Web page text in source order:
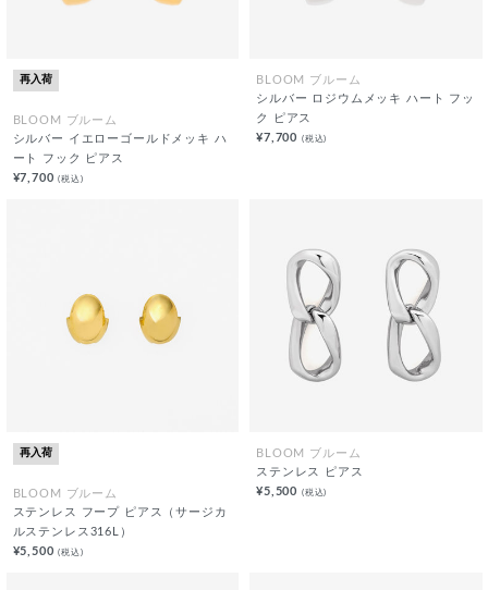
再入荷
BLOOM ブルーム
シルバー イエローゴールドメッキ ハ
ート フック ピアス
¥7,700(税込)
BLOOM ブルーム
シルバー ロジウムメッキ ハート フッ
ク ピアス
¥7,700 (税込)
再入荷
BLOOM ブルーム
ステンレス フープ ピアス（サージカ
ルステンレス316L）
¥5,500(税込)
BLOOM ブルーム
ステンレス ピアス
¥5,500 (税込)